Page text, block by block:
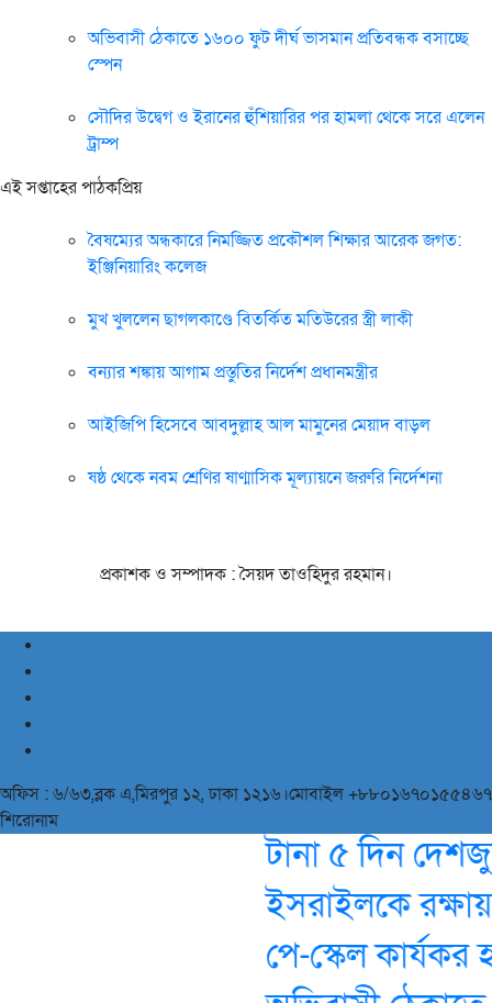
অভিবাসী ঠেকাতে ১৬০০ ফুট দীর্ঘ ভাসমান প্রতিবন্ধক বসাচ্ছে
স্পেন
সৌদির উদ্বেগ ও ইরানের হুঁশিয়ারির পর হামলা থেকে সরে এলেন
ট্রাম্প
এই সপ্তাহের পাঠকপ্রিয়
বৈষম্যের অন্ধকারে নিমজ্জিত প্রকৌশল শিক্ষার আরেক জগত:
ইঞ্জিনিয়ারিং কলেজ
মুখ খুললেন ছাগলকাণ্ডে বিতর্কিত মতিউরের স্ত্রী লাকী
বন্যার শঙ্কায় আগাম প্রস্তুতির নির্দেশ প্রধানমন্ত্রীর
আইজিপি হিসেবে আবদুল্লাহ আল মামুনের মেয়াদ বাড়ল
ষষ্ঠ থেকে নবম শ্রেণির ষাণ্মাসিক মূল্যায়নে জরুরি নির্দেশনা
প্রকাশক ও সম্পাদক : সৈয়দ তাওহিদুর রহমান।
অফিস : ৬/৬৩,ব্লক এ,মিরপুর ১২, ঢাকা ১২১৬।মোবাইল +৮৮০১৬৭০১৫৫৪৬৭
শিরোনাম
টানা ৫ দিন
ইসরাইলকে রক্ষায়
পে-স্কেল কার্যকর